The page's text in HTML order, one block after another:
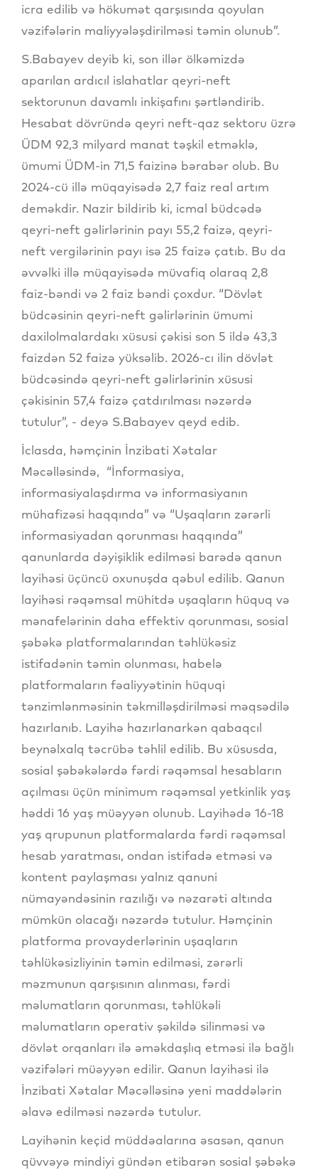
icra edilib və hökumət qarşısında qoyulan
vəzifələrin maliyyələşdirilməsi təmin olunub”.
S.Babayev deyib ki, son illər ölkəmizdə
aparılan ardıcıl islahatlar qeyri-neft
sektorunun davamlı inkişafını şərtləndirib.
Hesabat dövründə qeyri neft-qaz sektoru üzrə
ÜDM 92,3 milyard manat təşkil etməklə,
ümumi ÜDM-in 71,5 faizinə bərabər olub. Bu
2024-cü illə müqayisədə 2,7 faiz real artım
deməkdir. Nazir bildirib ki, icmal büdcədə
qeyri-neft gəlirlərinin payı 55,2 faizə, qeyri-
neft vergilərinin payı isə 25 faizə çatıb. Bu da
əvvəlki illə müqayisədə müvafiq olaraq 2,8
faiz-bəndi və 2 faiz bəndi çoxdur. “Dövlət
büdcəsinin qeyri-neft gəlirlərinin ümumi
daxilolmalardakı xüsusi çəkisi son 5 ildə 43,3
faizdən 52 faizə yüksəlib. 2026-cı ilin dövlət
büdcəsində qeyri-neft gəlirlərinin xüsusi
çəkisinin 57,4 faizə çatdırılması nəzərdə
tutulur”, - deyə S.Babayev qeyd edib.
İclasda, həmçinin İnzibati Xətalar
Məcəlləsində, “İnformasiya,
informasiyalaşdırma və informasiyanın
mühafizəsi haqqında” və “Uşaqların zərərli
informasiyadan qorunması haqqında”
qanunlarda dəyişiklik edilməsi barədə qanun
layihəsi üçüncü oxunuşda qəbul edilib. Qanun
layihəsi rəqəmsal mühitdə uşaqların hüquq və
mənafelərinin daha effektiv qorunması, sosial
şəbəkə platformalarından təhlükəsiz
istifadənin təmin olunması, habelə
platformaların fəaliyyətinin hüquqi
tənzimlənməsinin təkmilləşdirilməsi məqsədilə
hazırlanıb. Layihə hazırlanarkən qabaqcıl
beynəlxalq təcrübə təhlil edilib. Bu xüsusda,
sosial şəbəkələrdə fərdi rəqəmsal hesabların
açılması üçün minimum rəqəmsal yetkinlik yaş
həddi 16 yaş müəyyən olunub. Layihədə 16-18
yaş qrupunun platformalarda fərdi rəqəmsal
hesab yaratması, ondan istifadə etməsi və
kontent paylaşması yalnız qanuni
nümayəndəsinin razılığı və nəzarəti altında
mümkün olacağı nəzərdə tutulur. Həmçinin
platforma provayderlərinin uşaqların
təhlükəsizliyinin təmin edilməsi, zərərli
məzmunun qarşısının alınması, fərdi
məlumatların qorunması, təhlükəli
məlumatların operativ şəkildə silinməsi və
dövlət orqanları ilə əməkdaşlıq etməsi ilə bağlı
vəzifələri müəyyən edilir. Qanun layihəsi ilə
İnzibati Xətalar Məcəlləsinə yeni maddələrin
əlavə edilməsi nəzərdə tutulur.
Layihənin keçid müddəalarına əsasən, qanun
qüvvəyə mindiyi gündən etibarən sosial şəbəkə